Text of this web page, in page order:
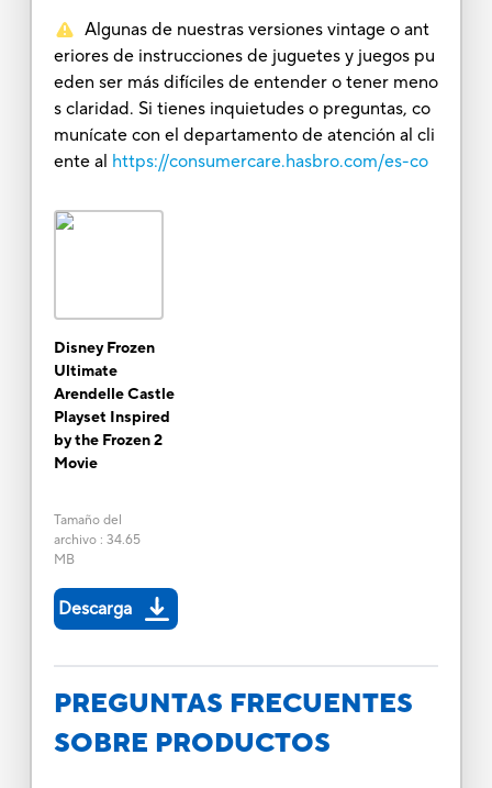
Algunas de nuestras versiones vintage o ant
eriores de instrucciones de juguetes y juegos pu
eden ser más difíciles de entender o tener meno
s claridad. Si tienes inquietudes o preguntas, co
munícate con el departamento de atención al cli
ente al https://consumercare.hasbro.com/es-co
Disney Frozen
Ultimate
Arendelle Castle
Playset Inspired
by the Frozen 2
Movie
Tamaño del
archivo: 34.65
MB
Descarga
PREGUNTAS FRECUENTES
SOBRE PRODUCTOS